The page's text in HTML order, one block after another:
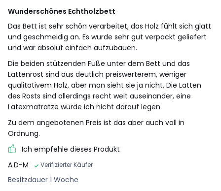
Wunderschönes Echtholzbett
Das Bett ist sehr schön verarbeitet, das Holz fühlt sich glatt
und geschmeidig an. Es wurde sehr gut verpackt geliefert
und war absolut einfach aufzubauen.
Die beiden stützenden Füße unter dem Bett und das
Lattenrost sind aus deutlich preiswerterem, weniger
qualitativem Holz, aber man sieht sie ja nicht. Die Latten
des Rosts sind allerdings recht weit auseinander, eine
Latexmatratze würde ich nicht darauf legen.
Zu dem angebotenen Preis ist das aber auch voll in
Ordnung.
Ich empfehle dieses Produkt
A.D-M
Verifizierter Käufer
Besitzdauer 1 Woche